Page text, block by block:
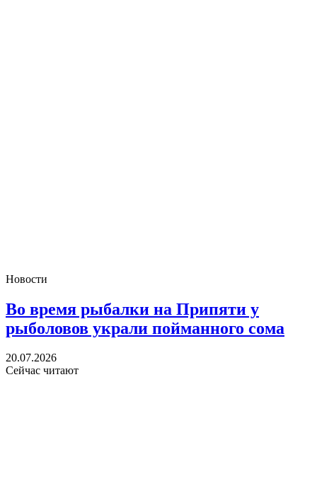
Новости
Во время рыбалки на Припяти у
рыболовов украли пойманного сома
20.07.2026
Сейчас читают